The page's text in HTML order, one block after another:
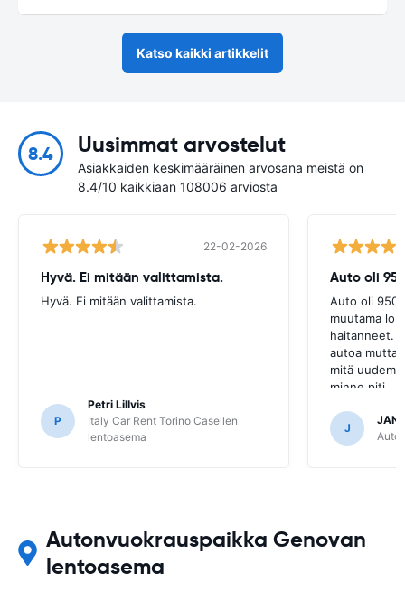
Katso kaikki artikkelit
8.4 Uusimmat arvostelut
Asiakkaiden keskimääräinen arvosana meistä on
8.4/10 kaikkiaan 108006 arviosta
22-02-2026
Hyvä. Ei mitään valittamista.
Hyvä. Ei mitään valittamista.
P
Petri Lillvis
Italy Car Rent Torino Casellen
lentoasema
Auto oli
Auto oli
muutama
haitanneet.
autoa mutta
mitä
minne piti.
J
Autonvuokrauspaikka Genovan
lentoasema